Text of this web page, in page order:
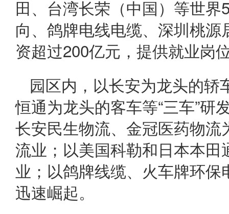
田、台湾长荣（中国）等世
向、鸽牌电线电缆、深圳桃
资超过200亿元，提供就业岗
园区内，以长安为龙头的
恒通为龙头的客车等“三车”研
长安民生物流、金冠医药物流
流业；以美国科勒和日本本
业；以鸽牌线缆、火车牌环
迅速崛起。